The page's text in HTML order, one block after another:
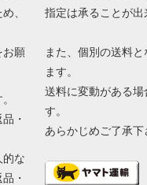
、
お願
・
的な
・
指定は承ることが出
また、個別の送料
ます。
送料に変動がある
す。
あらかじめご了承下